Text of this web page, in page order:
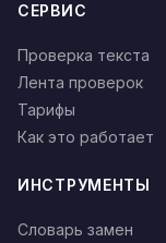
СЕРВИС
Проверка текста
Лента проверок
Тарифы
Как это работает
ИНСТРУМЕНТЫ
Словарь замен